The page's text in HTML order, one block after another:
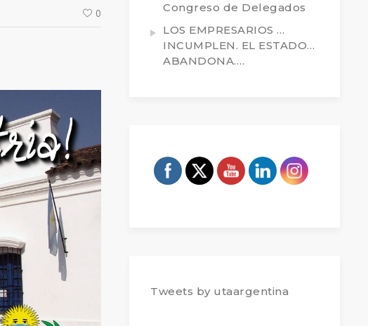
0
Congreso de Delegados
LOS EMPRESARIOS …
INCUMPLEN. EL ESTADO…
ABANDONA….
Tweets by utaargentina